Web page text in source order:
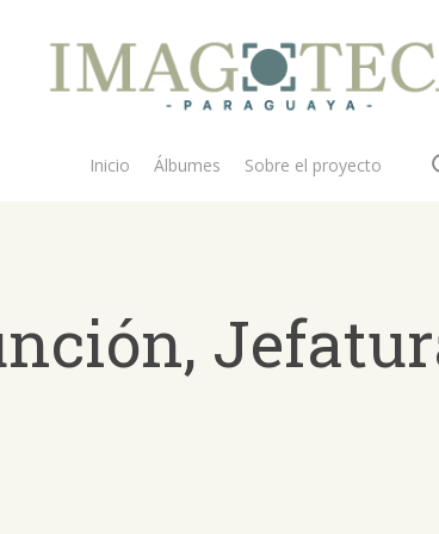
Inicio Álbumes Sobre el proyecto